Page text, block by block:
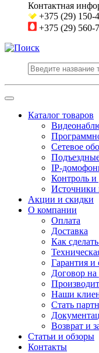
Контактная
+375 (29) 150-
+375 (29) 560-
Каталог товаров
Сетевое
IP-
Контроль и
Источники
Акции и скидки
О компании
Оплата
Доставка
Как сделать
Гарантия и
Договор на
Наши
Стать
Возврат и
Статьи и обзоры
Контакты